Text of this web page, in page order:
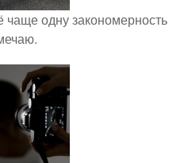
одну закономерность